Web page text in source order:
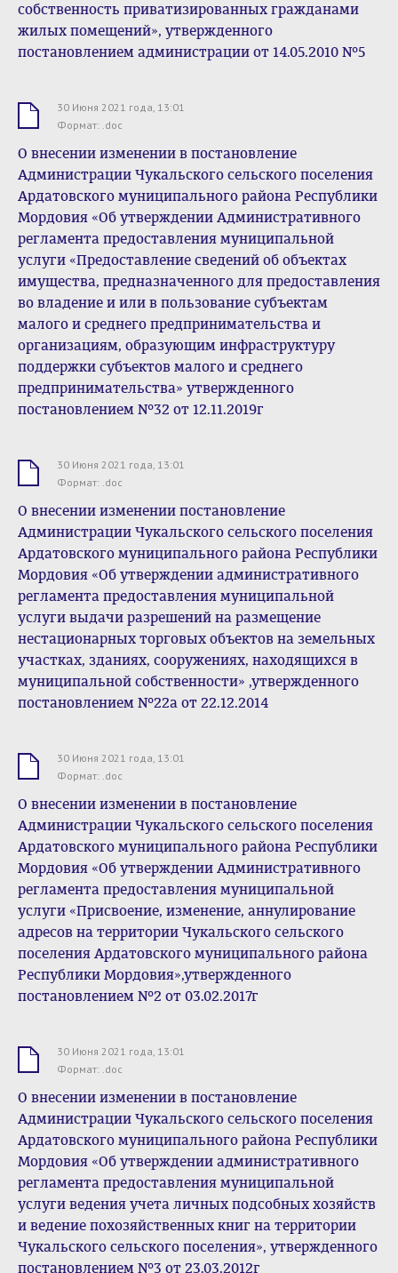
собственность приватизированных гражданами
жилых помещений», утвержденного
постановлением администрации от 14.05.2010 №5
30 Июня 2021 года, 13:01
Формат: .doc
О внесении изменении в постановление
Администрации Чукальского сельского поселения
Ардатовского муниципального района Республики
Мордовия «Об утверждении Административного
регламента предоставления муниципальной
услуги «Предоставление сведений об объектах
имущества, предназначенного для предоставления
во владение и или в пользование субъектам
малого и среднего предпринимательства и
организациям, образующим инфраструктуру
поддержки субъектов малого и среднего
предпринимательства» утвержденного
постановлением №32 от 12.11.2019г
30 Июня 2021 года, 13:01
Формат: .doc
О внесении изменении постановление
Администрации Чукальского сельского поселения
Ардатовского муниципального района Республики
Мордовия «Об утверждении административного
регламента предоставления муниципальной
услуги выдачи разрешений на размещение
нестационарных торговых объектов на земельных
участках, зданиях, сооружениях, находящихся в
муниципальной собственности» ,утвержденного
постановлением №22а от 22.12.2014
30 Июня 2021 года, 13:01
Формат: .doc
О внесении изменении в постановление
Администрации Чукальского сельского поселения
Ардатовского муниципального района Республики
Мордовия «Об утверждении Административного
регламента предоставления муниципальной
услуги «Присвоение, изменение, аннулирование
адресов на территории Чукальского сельского
поселения Ардатовского муниципального района
Республики Мордовия»,утвержденного
постановлением №2 от 03.02.2017г
30 Июня 2021 года, 13:01
Формат: .doc
О внесении изменении в постановление
Администрации Чукальского сельского поселения
Ардатовского муниципального района Республики
Мордовия «Об утверждении административного
регламента предоставления муниципальной
услуги ведения учета личных подсобных хозяйств
и ведение похозяйственных книг на территории
Чукальского сельского поселения», утвержденного
постановлением №3 от 23.03.2012г